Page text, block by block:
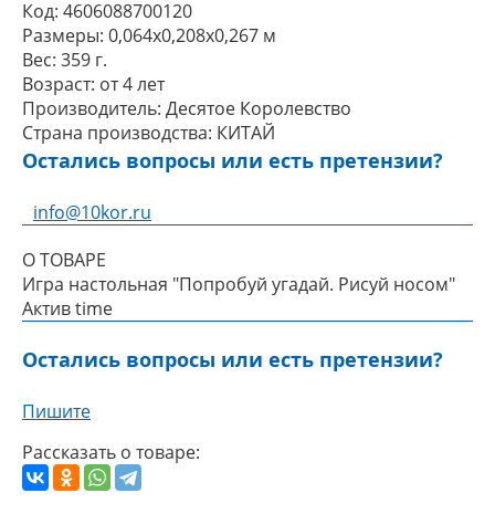
Код: 4606088700120
Размеры: 0,064x0,208x0,267 м
Вес: 359 г.
Возраст: от 4 лет
Производитель: Десятое Королевство
Страна производства: КИТАЙ
Остались вопросы или есть претензии?
info@10kor.ru
О ТОВАРЕ
Игра настольная "Попробуй угадай. Рисуй носом"
Aктив time
Остались вопросы или есть претензии?
Пишите
Рассказать о товаре: